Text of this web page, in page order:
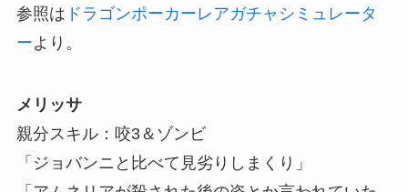
参照は ドラゴンポーカーレアガチャシミュレータ
ーより。
メリッサ
親分スキル：咬3＆ゾンビ
「ジョバンニと比べて見劣りしまくり」